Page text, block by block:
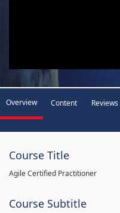
Overview Content Reviews
Course Title
Agile Certified Practitioner
Course Subtitle